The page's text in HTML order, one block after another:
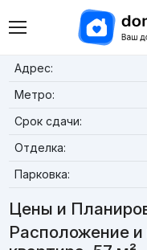
Адрес:
Метро:
Срок сдачи:
Отделка:
Парковка:
Цены и
Расположение